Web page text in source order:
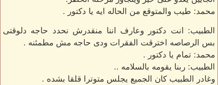
محمد: طيب والمتوقع من الحاله ايه يا دكتور .
الطبيب: انت دكتور وعارف اننا منقدرش نحدد حاجه دلوقتى
بس الرصاصه اخترقت الفقرات ودى حاجه مش مطمئنه .
محمد: تمام يا دكتور .
الطبيب: ربنا يقومه بالسلامه ..
وغادر الطبيب كان الجميع يجلس متوترا قلقا بشده .